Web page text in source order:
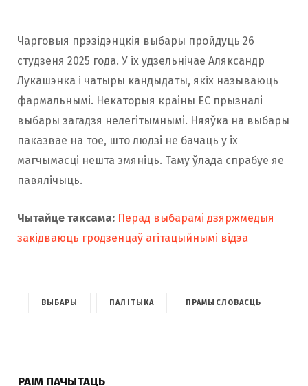
Чарговыя прэзідэнцкія выбары пройдуць 26
студзеня 2025 года. У іх удзельнічае Аляксандр
Лукашэнка і чатыры кандыдаты, якіх называюць
фармальнымі. Некаторыя краіны ЕС прызналі
выбары загадзя нелегітымнымі. Няяўка на выбары
паказвае на тое, што людзі не бачаць у іх
магчымасці нешта змяніць. Таму ўлада спрабуе яе
павялічыць.
Чытайце таксама: Перад выбарамі дзяржмедыя
закідваюць гродзенцаў агітацыйнымі відэа
ВЫБАРЫ ПАЛІТЫКА ПРАМЫСЛОВАСЦЬ
РАІМ ПАЧЫТАЦЬ